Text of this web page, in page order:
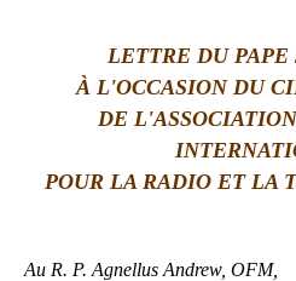
LETTRE DU
À L'OCCASION DU
DE
POUR LA RADIO ET LA
Au R. P. Agnellus Andrew, OFM,